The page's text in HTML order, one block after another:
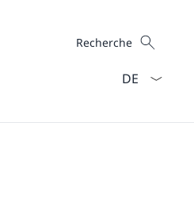
Recherche
Recherche